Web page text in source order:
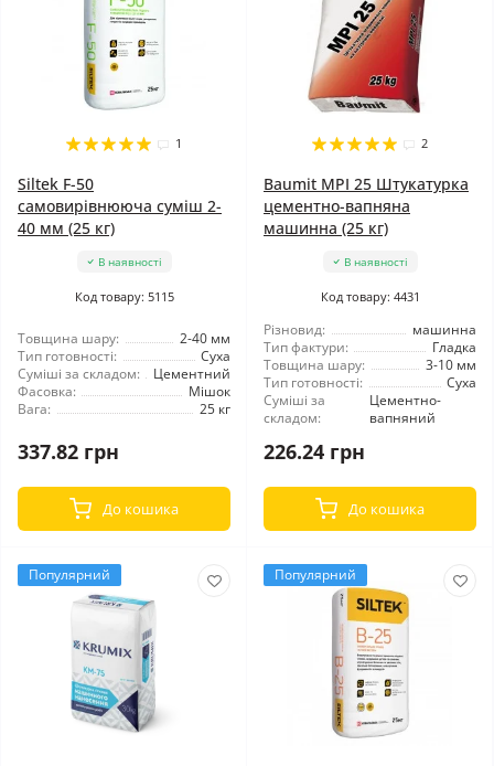
1
Siltek F-50
самовирівнююча суміш 2-
40 мм (25 кг)
В наявності
Код товару: 5115
Товщина шару:
2-40 мм
Тип готовності:
Суха
Суміші за складом:
Цементний
Фасовка:
Мішок
Вага:
25 кг
337.82 грн
До кошика
2
Baumit MPI 25 Штукатурка
цементно-вапняна
машинна (25 кг)
В наявності
Код товару: 4431
Різновид:
машинна
Тип фактури:
Гладка
Товщина шару:
3-10 мм
Тип готовності:
Суха
Суміші за
складом:
Цементно-
вапняний
226.24 грн
До кошика
Популярний Популярний